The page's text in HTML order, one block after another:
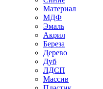
Материал
МДФ
Эмаль
Акрил
Береза
Дерево
Дуб
ЛДСП
Массив